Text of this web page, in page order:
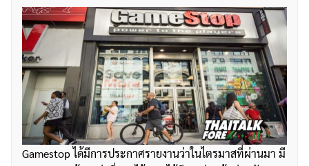
Gamestop ได้มีการประกาศรายงานว่าในไตรมาสที่ผ่านมา มี